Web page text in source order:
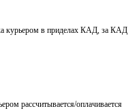
курьером в приделах КАД, за КАД
рассчитывается/оплачивается